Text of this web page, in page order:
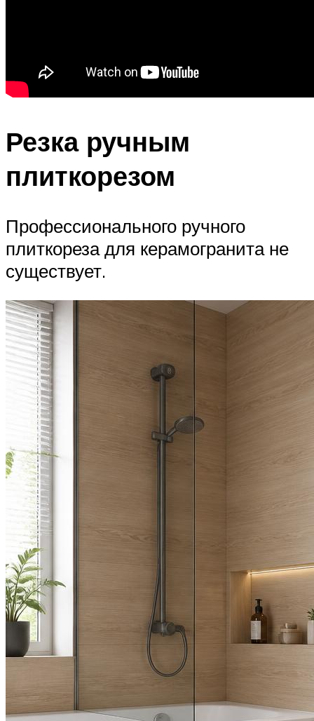
Резка ручным
плиткорезом
Профессионального ручного
плиткореза для керамогранита не
существует.